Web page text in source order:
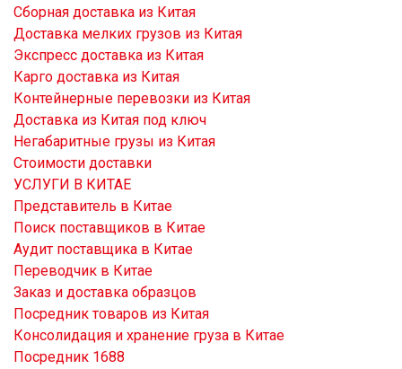
Сборная доставка из Китая
Доставка мелких грузов из Китая
Экспресс доставка из Китая
Карго доставка из Китая
Контейнерные перевозки из Китая
Доставка из Китая под ключ
Негабаритные грузы из Китая
Стоимости доставки
УСЛУГИ В КИТАЕ
Представитель в Китае
Поиск поставщиков в Китае
Аудит поставщика в Китае
Переводчик в Китае
Заказ и доставка образцов
Посредник товаров из Китая
Консолидация и хранение груза в Китае
Посредник 1688